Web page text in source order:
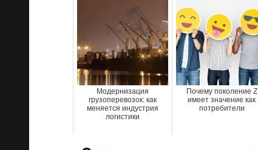
Модернизация
грузоперевозок: как
меняется индустрия
логистики
Почему поколение Z
имеет значение как
потребители